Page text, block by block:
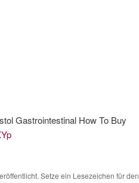
Gastrointestinal How To Buy
Setze ein Lesezeichen für den